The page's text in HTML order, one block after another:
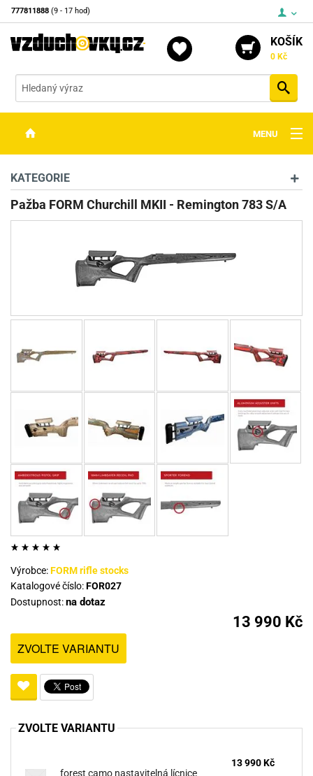
777811888 (9 - 17 hod)
KOŠÍK
0 Kč
MENU
OPTIKA
STŘELIVO
PŘÍSLUŠENSTVÍ
DETEKTORY KOVŮ
KATEGORIE
Pažba FORM Churchill MKII - Remington 783 S/A
Výrobce:FORM rifle stocks
Katalogové číslo:FOR027
Dostupnost:na dotaz
13 990 Kč
ZVOLTE VARIANTU
ZVOLTE VARIANTU
forest camo nastavitelná lícnice
13 990 Kč